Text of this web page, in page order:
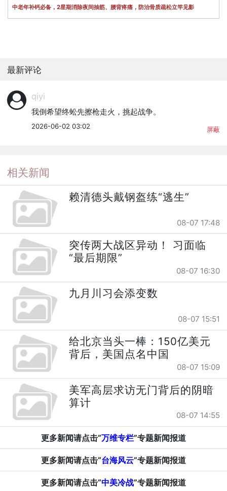
中老年补钙必备，2星期消除夜间抽筋、腰背疼痛，防治骨质疏松立竿见影
最新评论
qiyi
我倒希望终蚣先擦枪走火，挑起战争。
2026-06-02 03:02 屏蔽
相关新闻
赖清德头戴钢盔练“逃生”
08-07 17:48
突传两大战区异动！ 习面临
“最后期限”
08-07 16:30
九月川习会添变数
08-07 15:51
给北京当头一棒：150亿美元
背后，美国点名中国
08-07 15:09
美军高层求访无门背后的阴暗
算计
08-07 14:55
更多新闻请点击“万维专栏”专题新闻报道
更多新闻请点击“台海风云”专题新闻报道
更多新闻请点击“中美冷战”专题新闻报道